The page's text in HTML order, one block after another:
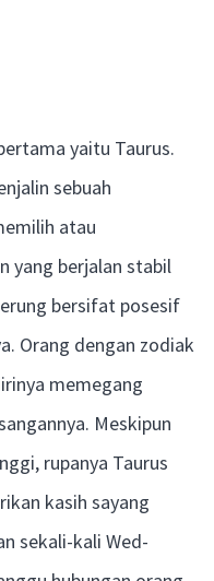
yaitu Taurus.
sebuah
atau
yang berjalan stabil
bersifat posesif
Orang dengan zodiak
memegang
Meskipun
rupanya Taurus
kasih sayang
sekali-kali Wed-